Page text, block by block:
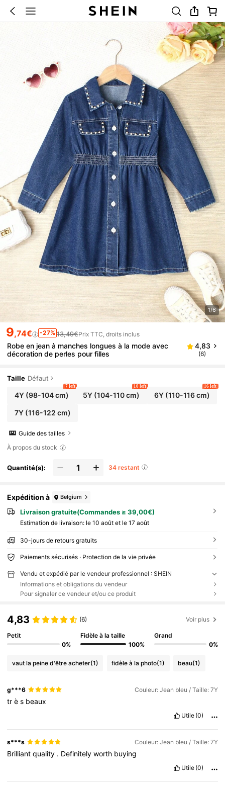
1/6
9,74€ -27% 13,49€Prix TTC, droits inclus
Robe en jean à manches longues à la mode avec
décoration de perles pour filles
4,83
(6)
Taille Défaut
4Y(98-104 cm)
7 left
5Y (104-110 cm)
10 left
6Y(110-116 cm)
16 left
7Y(116-122 cm)
Guide des tailles
À propos du stock
Quantité(s): 34 restant
Expédition à Belgium
Livraison gratuite(Commandes ≥ 39,00€)
Estimation de livraison: le 10 août et le 17 août
30-jours de retours gratuits
Paiements sécurisés · Protection de la vie privée
Vendu et expédié par le vendeur professionnel : SHEIN
Informations et obligations du vendeur
Pour signaler ce vendeur et/ou ce produit
4,83 (6) Voir plus
Petit
0%
Fidèle à la taille
100%
Grand
0%
vaut la peine d'être acheter(1) fidèle à la photo(1) beau(1)
g***6 Couleur: Jean bleu / Taille: 7Y
très beaux
Utile (0)
s***s Couleur: Jean bleu / Taille: 7Y
Brilliantquality . Definitelyworth buying
Utile (0)